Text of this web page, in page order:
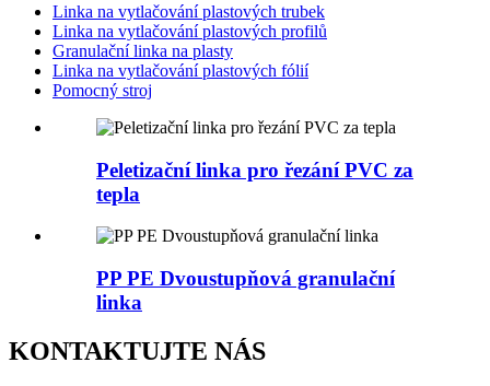
Linka na vytlačování plastových trubek
Linka na vytlačování plastových profilů
Granulační linka na plasty
Linka na vytlačování plastových fólií
Pomocný stroj
Peletizační linka pro řezání PVC za
tepla
PP PE Dvoustupňová granulační
linka
KONTAKTUJTE NÁS